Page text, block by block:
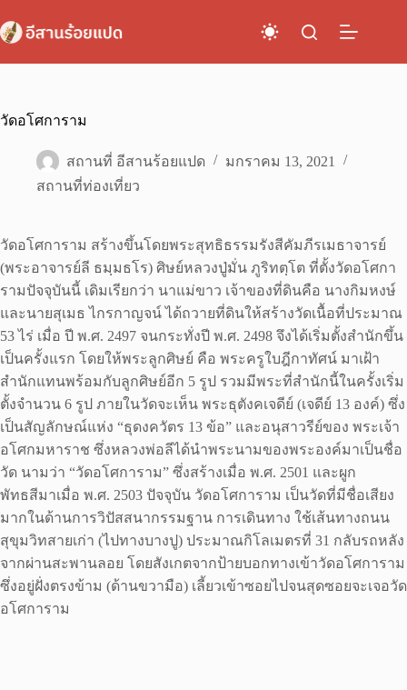
to
content
วัดอโศการาม
สถานที่ อีสานร้อยแปด
มกราคม 13, 2021
สถานที่ท่องเที่ยว
วัดอโศการาม สร้างขึ้นโดยพระสุทธิธรรมรังสีคัมภีรเมธาจารย์
(พระอาจารย์ลี ธมฺมธโร) ศิษย์หลวงปู่มั่น ภูริทตฺโต ที่ตั้งวัดอโศกา
รามปัจจุบันนี้ เดิมเรียกว่า นาแม่ขาว เจ้าของที่ดินคือ นางกิมหงษ์
และนายสุเมธ ไกรกาญจน์ ได้ถวายที่ดินให้สร้างวัดเนื้อที่ประมาณ
53 ไร่ เมื่อ ปี พ.ศ. 2497 จนกระทั่งปี พ.ศ. 2498 จึงได้เริ่มตั้งสำนักขึ้น
เป็นครั้งแรก โดยให้พระลูกศิษย์ คือ พระครูใบฎีกาทัศน์ มาเฝ้า
สำนักแทนพร้อมกับลูกศิษย์อีก 5 รูป รวมมีพระที่สำนักนี้ในครั้งเริ่ม
ตั้งจำนวน 6 รูป ภายในวัดจะเห็น พระธุตังคเจดีย์ (เจดีย์ 13 องค์) ซึ่ง
เป็นสัญลักษณ์แห่ง “ธุดงควัตร 13 ข้อ” และอนุสาวรีย์ของ พระเจ้า
อโศกมหาราช ซึ่งหลวงพ่อลีได้นำพระนามของพระองค์มาเป็นชื่อ
วัด นามว่า “วัดอโศการาม” ซึ่งสร้างเมื่อ พ.ศ. 2501 และผูก
พัทธสีมาเมื่อ พ.ศ. 2503 ปัจจุบัน วัดอโศการาม เป็นวัดที่มีชื่อเสียง
มากในด้านการวิปัสสนากรรมฐาน การเดินทาง ใช้เส้นทางถนน
สุขุมวิทสายเก่า (ไปทางบางปู) ประมาณกิโลเมตรที่ 31 กลับรถหลัง
จากผ่านสะพานลอย โดยสังเกตจากป้ายบอกทางเข้าวัดอโศการาม
ซึ่งอยู่ฝั่งตรงข้าม (ด้านขวามือ) เลี้ยวเข้าซอยไปจนสุดซอยจะเจอวัด
อโศการาม